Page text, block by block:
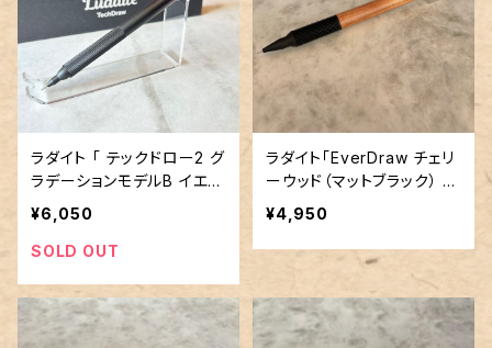
ラダイト 「 テックドロー2 グ
ラデーションモデルB イエロ
ーナイフ 」／0.5mmシャー
プペンシル
¥6,050
SOLD OUT
ラダイト「EverDraw チェリ
ーウッド（マットブラック） 」
0.5mmシャープペンシル
¥4,950